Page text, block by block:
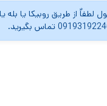
از طریق روبیکا یا بله